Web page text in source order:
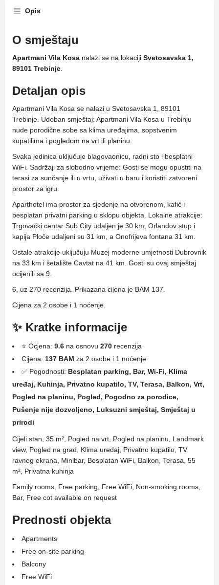
Opis
O smještaju
Apartmani Vila Kosa nalazi se na lokaciji Svetosavska 1,
89101 Trebinje
Detaljan opis
Apartmani Vila Kosa se nalazi u Svetosavska 1, 89101
Trebinje. Udoban smještaj: Apartmani Vila Kosa u Trebinju
nude porodične sobe sa klima uređajima, sopstvenim
kupatilima i pogledom na vrt ili planinu.
Svaka jedinica uključuje blagovaonicu, radni sto i besplatni
WiFi. Sadržaji za slobodno vrijeme: Gosti se mogu opustiti na
terasi za sunčanje ili u vrtu, uživati ​​u baru i koristiti zatvoreni
prostor za igru.
Aparthotel ima prostor za sjedenje na otvorenom, kafić i
besplatan privatni parking u sklopu objekta. Lokalne atrakcije:
Trgovački centar Sub City udaljen je 30 km, Orlandov stup i
kapija Ploče udaljeni su 31 km, a Onofrijeva fontana 31 km.
Ostale atrakcije uključuju Muzej moderne umjetnosti Dubrovnik
na 33 km i šetalište Cavtat na 41 km. Gosti su ovaj smještaj
ocijenili sa 9.
6, uz 270 recenzija. Prikazana cijena je BAM 137.
Cijena za 2 osobe i 1 noćenje.
✨ Kratke informacije
⭐ Ocjena: 9.6 na osnovu 270 recenzija
Cijena: 137 BAM za 2 osobe i 1 noćenje
✅ Pogodnosti: Besplatan parking, Bar, Wi-Fi, Klima
uređaj, Kuhinja, Privatno kupatilo, TV, Terasa, Balkon, Vrt,
Pogled na planinu, Pogled, Pogodno za porodice,
Pušenje nije dozvoljeno, Luksuzni smještaj, Smještaj u
prirodi
Cijeli stan, 35 m², Pogled na vrt, Pogled na planinu, Landmark
view, Pogled na grad, Klima uređaj, Privatno kupatilo, TV
ravnog ekrana, Minibar, Besplatan WiFi, Balkon, Terasa, 55
m², Privatna kuhinja
Family rooms, Free parking, Free WiFi, Non-smoking rooms,
Bar, Free cot available on request
Prednosti objekta
Apartments
Free on-site parking
Balcony
Free WiFi